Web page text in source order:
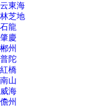
云東海
林芝地
石龍
肇慶
郴州
普陀
紅橋
南山
威海
儋州